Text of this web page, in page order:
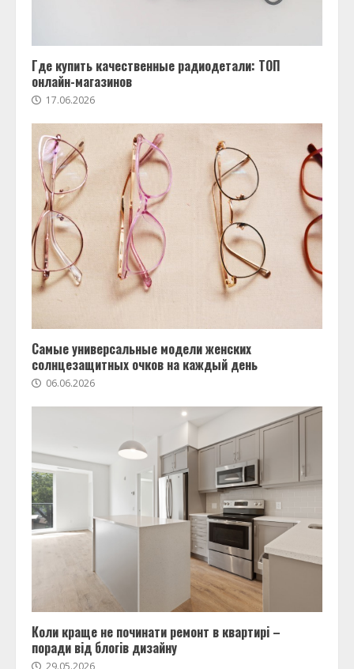
Где купить качественные радиодетали: ТОП
онлайн-магазинов
17.06.2026
Самые универсальные модели женских
солнцезащитных очков на каждый день
06.06.2026
Коли краще не починати ремонт в квартирі –
поради від блогів дизайну
29.05.2026